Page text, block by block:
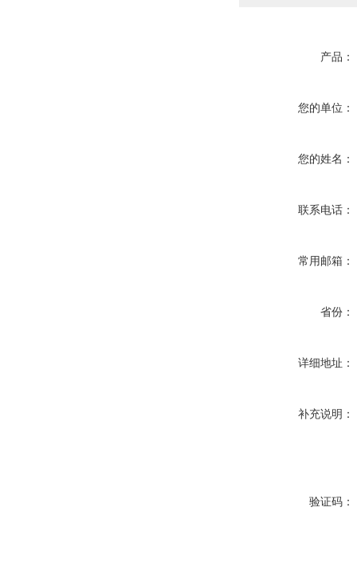
产品：
您的单位：
您的姓名：
联系电话：
常用邮箱：
省份：
详细地址：
补充说明：
验证码：